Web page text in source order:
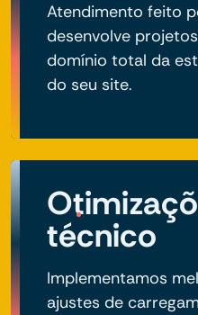
Atendimento feito
desenvolve
domínio total da
do seu site.
técnico
Implementamos
ajustes de